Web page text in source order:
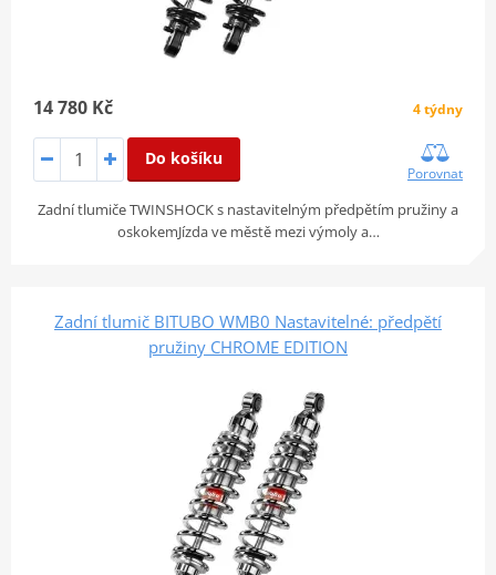
14 780 Kč 4 týdny
Do košíku
Porovnat
Zadní tlumiče TWINSHOCK s nastavitelným předpětím pružiny a
oskokemJízda ve městě mezi výmoly a…
Zadní tlumič BITUBO WMB0 Nastavitelné: předpětí
pružiny CHROME EDITION